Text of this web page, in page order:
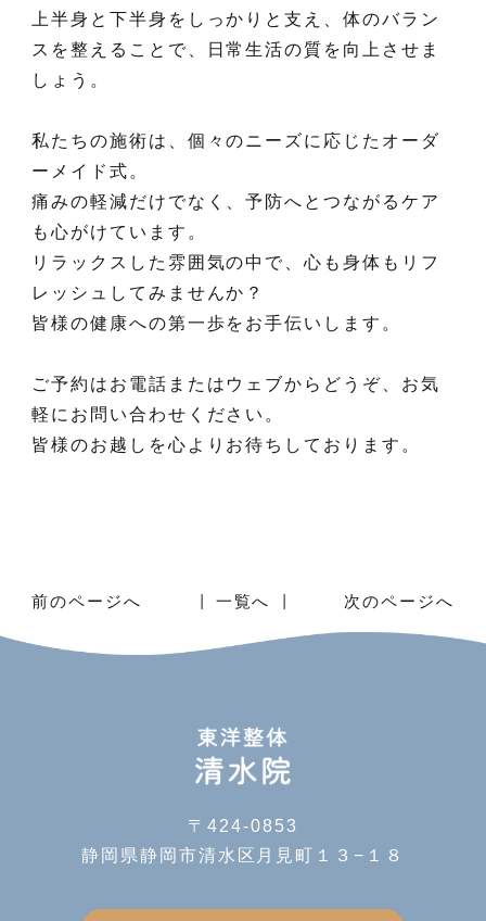
上半身と下半身をしっかりと支え、体のバラン
スを整えることで、日常生活の質を向上させま
しょう。
私たちの施術は、個々のニーズに応じたオーダ
ーメイド式。
痛みの軽減だけでなく、予防へとつながるケア
も心がけています。
リラックスした雰囲気の中で、心も身体もリフ
レッシュしてみませんか？
皆様の健康への第一歩をお手伝いします。
ご予約はお電話またはウェブからどうぞ、お気
軽にお問い合わせください。
皆様のお越しを心よりお待ちしております。
前のページへ 一覧へ 次のページへ
〒424-0853
静岡県静岡市清水区月見町１３−１８